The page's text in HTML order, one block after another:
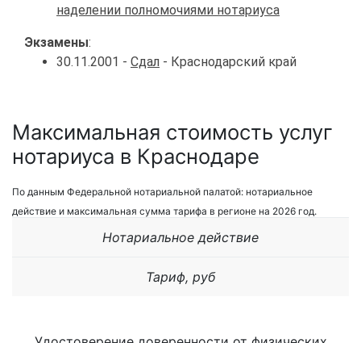
наделении полномочиями нотариуса
Экзамены:
30.11.2001 - Сдал - Краснодарский край
Максимальная стоимость услуг
нотариуса в Краснодаре
По данным Федеральной нотариальной палатой: нотариальное
действие и максимальная сумма тарифа в регионе на 2026 год.
Нотариальное действие
Тариф, руб